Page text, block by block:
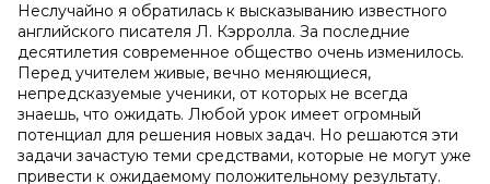
Неслучайно я обратилась к высказыванию известного
английского писателя Л. Кэрролла. За последние
десятилетия современное общество очень изменилось.
Перед учителем живые, вечно меняющиеся,
непредсказуемые ученики, от которых не всегда
знаешь, что ожидать. Любой урок имеет огромный
потенциал для решения новых задач. Но решаются эти
задачи зачастую теми средствами, которые не могут уже
привести к ожидаемому положительному результату.